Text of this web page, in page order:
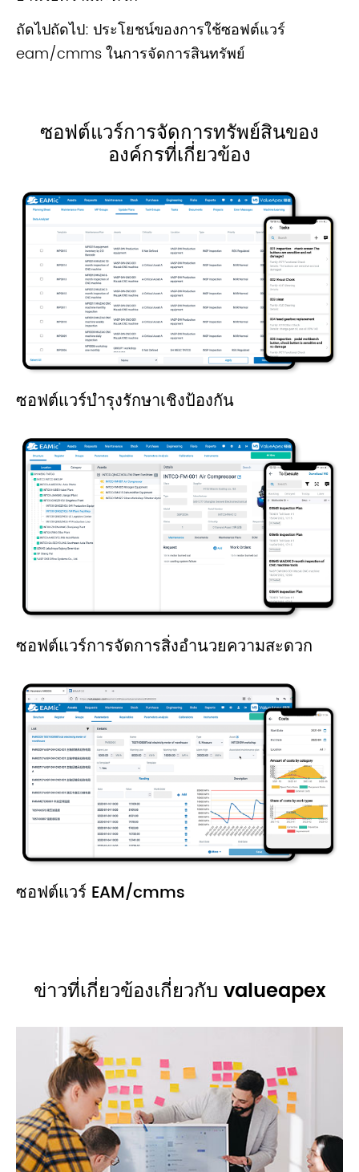
ถัดไปถัดไป: ประโยชน์ของการใช้ซอฟต์แวร์
eam/cmms ในการจัดการสินทรัพย์
ซอฟต์แวร์การจัดการทรัพย์สินของ
องค์กรที่เกี่ยวข้อง
ซอฟต์แวร์บำรุงรักษาเชิงป้องกัน
ซอฟต์แวร์การจัดการสิ่งอำนวยความสะดวก
ซอฟต์แวร์ EAM/cmms
ข่าวที่เกี่ยวข้องเกี่ยวกับ valueapex